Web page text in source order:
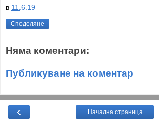
в 11.6.19
Споделяне
Няма коментари:
Публикуване на коментар
‹ Начална страница